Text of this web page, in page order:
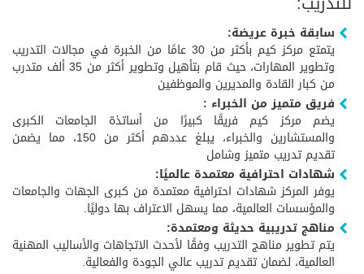
سابقة خبرة عريضة:
يتمتع مركز كيم بأكثر من 30 عامًا من الخبرة في مجالات التدريب
وتطوير المهارات، حيث قام بتأهيل وتطوير أكثر من 35 ألف متدرب
من كبار القادة والمديرين والموظفين
فريق متميز من الخبراء :
يضم مركز كيم فريقًا كبيرًا من أساتذة الجامعات الكبرى
والمستشارين والخبراء، يبلغ عددهم أكثر من 150، مما يضمن
تقديم تدريب متميز وشامل
شهادات احترافية معتمدة عالميًا:
يوفر المركز شهادات احترافية معتمدة من كبرى الجهات والجامعات
والمؤسسات العالمية، مما يسهل الاعتراف بها دوليًا.
مناهج تدريبية حديثة ومعتمدة:
يتم تطوير مناهج التدريب وفقًا لأحدث الاتجاهات والأساليب المهنية
العالمية، لضمان تقديم تدريب عالي الجودة والفعالية.